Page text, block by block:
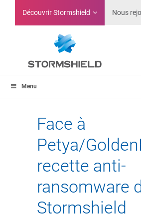
Découvrir Stormshield Nous
Menu
Face à
Petya/
recette anti-
ransomware
Stormshield